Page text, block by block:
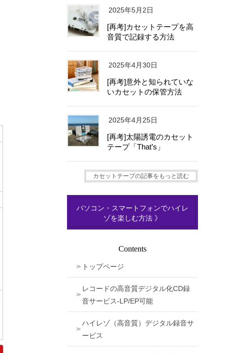
2025年5月2日
[再考]カセットテープを高
音質で記録する方法
2025年4月30日
[再考]意外と知られていな
いカセットの保管方法
2025年4月25日
[再考]太陽誘電のカセット
テープ「That’s」
カセットテープの記事をもっと読む
パソコン・スマートフォンでハイレ
ゾを楽しむ方法 》
Contents
トップページ
レコードの高音質デジタル化CD録
音サービス-LP/EP可能
ハイレゾ（高音質）デジタル録音サ
ービス